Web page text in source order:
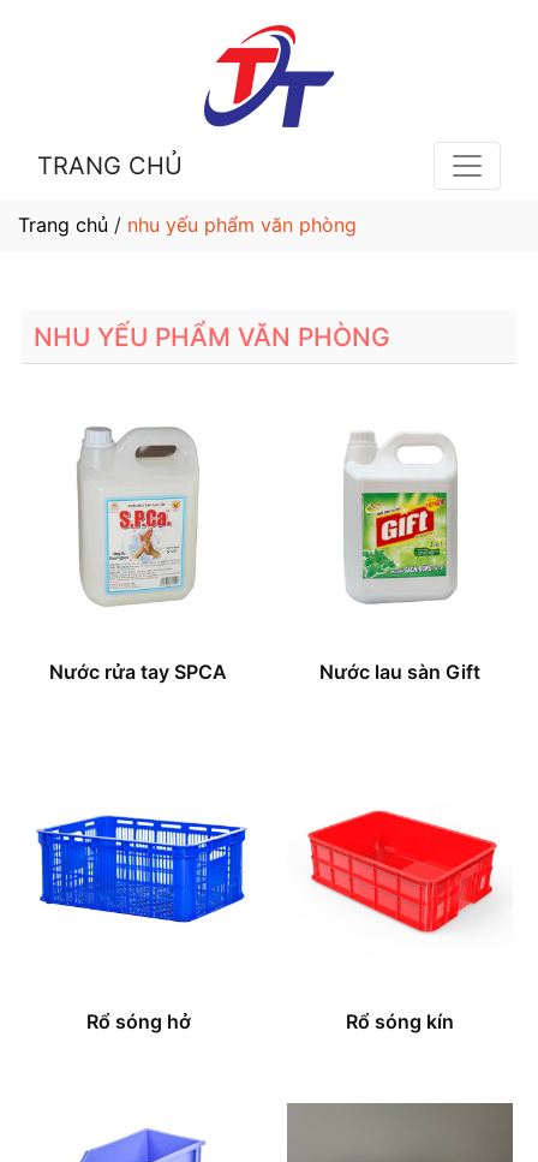
TRANG CHỦ
Trang chủ / nhu yếu phẩm văn phòng
NHU YẾU PHẨM VĂN PHÒNG
Nước rửa tay SPCA Nước lau sàn Gift
Rổ sóng hở Rổ sóng kín